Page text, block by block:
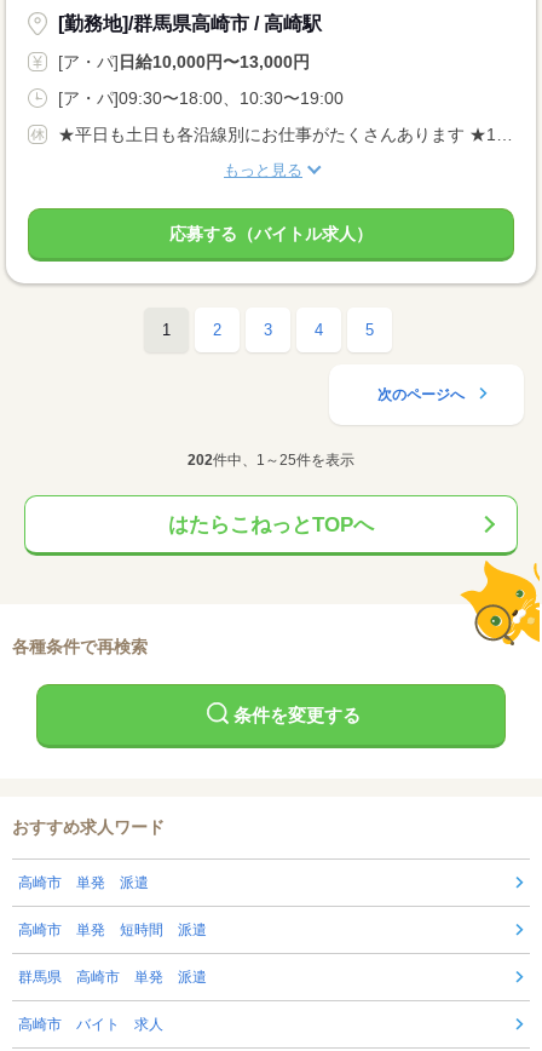
[勤務地]/群馬県高崎市 / 高崎駅
[ア・パ] 日給10,000円〜13,000円
[ア・パ]09:30〜18:00、10:30〜19:00
もっと見る
応募する（バイトル求人）
1 2 3 4 5
次のページへ
202件中、1～25件を表示
はたらこねっとTOPへ
各種条件で再検索
条件を変更する
おすすめ求人ワード
高崎市 単発 派遣
高崎市 単発 短時間 派遣
群馬県 高崎市 単発 派遣
高崎市 バイト 求人